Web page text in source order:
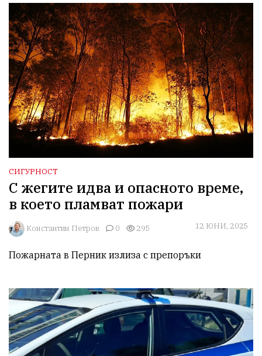
СИГУРНОСТ
С жегите идва и опасното време,
в което пламват пожари
Константин Петров 0 295 12 ЮНИ, 2025
Пожарната в Перник излиза с препоръки